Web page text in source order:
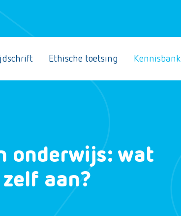
Ethische toetsing Kennisbank
onderwijs: wat
aan?